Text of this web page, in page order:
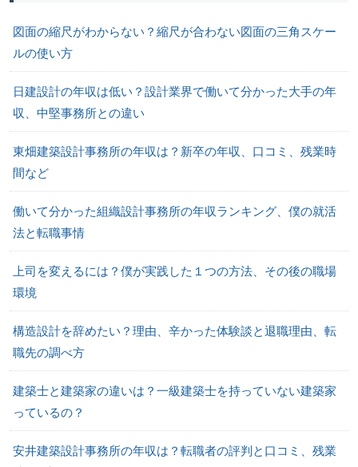
図面の縮尺がわからない？縮尺が合わない図面の三角スケー
ルの使い方
日建設計の年収は低い？設計業界で働いて分かった大手の年
収、中堅事務所との違い
東畑建築設計事務所の年収は？新卒の年収、口コミ、残業時
間など
働いて分かった組織設計事務所の年収ランキング、僕の就活
法と転職事情
上司を変えるには？僕が実践した１つの方法、その後の職場
環境
構造設計を辞めたい？理由、辛かった体験談と退職理由、転
職先の調べ方
建築士と建築家の違いは？一級建築士を持っていない建築家
っているの？
安井建築設計事務所の年収は？転職者の評判と口コミ、残業